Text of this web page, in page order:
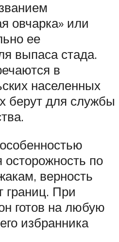
овчарка» или
ее
выпаса стада.
в
населенных
берут для службы
осторожность по
верность
границ. При
готов на любую
избранника